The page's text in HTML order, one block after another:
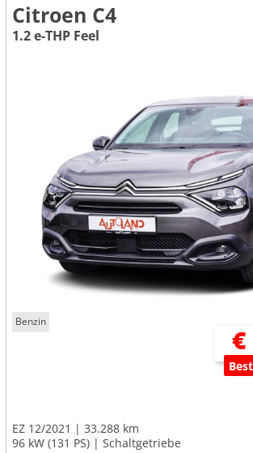
Citroen C4
1.2 e-THP Feel
Benzin
€
EZ 12/2021
33.288 km
96 kW (131 PS)
Schaltgetriebe